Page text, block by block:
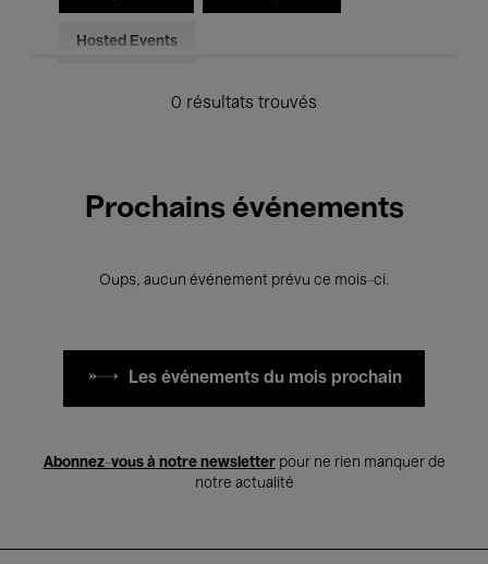
Hosted Events
0 résultats trouvés
Prochains événements
Oups, aucun événement prévu ce mois-ci.
Les événements du mois prochain
Abonnez-vous à notre newsletterpour ne rien manquer de
notre actualité